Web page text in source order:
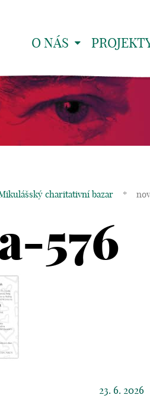
O NÁS
charitativní bazar *
576
23. 6. 2026